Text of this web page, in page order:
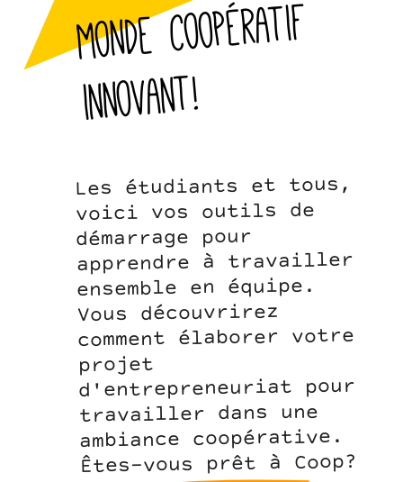
monde coopératif
innovant!
Les étudiants et tous,
voici vos outils de
démarrage pour
apprendre à travailler
ensemble en équipe.
Vous découvrirez
comment élaborer votre
projet
d'entrepreneuriat pour
travailler dans une
ambiance coopérative.
Êtes-vous prêt à Coop?